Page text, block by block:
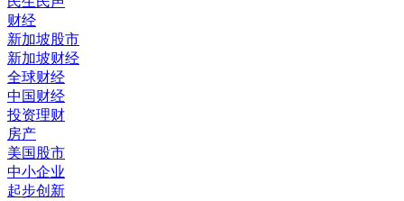
财经
新加坡股市
新加坡财经
全球财经
中国财经
投资理财
房产
美国股市
中小企业
起步创新